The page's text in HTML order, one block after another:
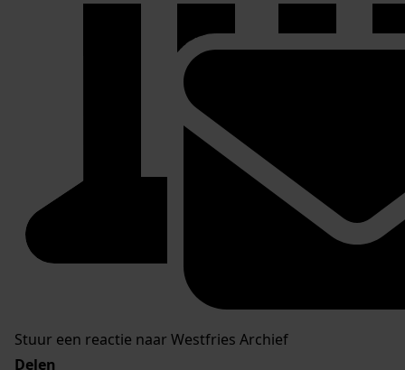
Stuur een reactie naar Westfries Archief
Delen